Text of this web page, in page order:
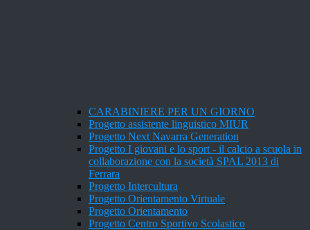
CARABINIERE PER UN GIORNO
Progetto assistente linguistico MIUR
Progetto Next Navarra Generation
Progetto I giovani e lo sport - il calcio a scuola in
collaborazione con la società SPAL 2013 di
Ferrara
Progetto Intercultura
Progetto Orientamento Virtuale
Progetto Orientamento
Progetto Centro Sportivo Scolastico